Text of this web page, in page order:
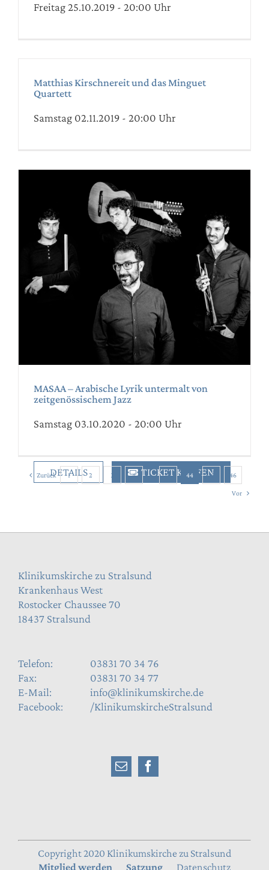
Freitag 25.10.2019 - 20:00 Uhr
Matthias Kirschnereit und das Minguet
Quartett
Samstag 02.11.2019 - 20:00 Uhr
MASAA – Arabische Lyrik
untermalt von zeitgenössischem
Jazz
MASAA – Arabische Lyrik untermalt von
zeitgenössischem Jazz
Samstag 03.10.2020 - 20:00 Uhr
DETAILS TICKET KAUFEN
Zurück 1 2 3 4 ··· 43 44 45 46
Vor
Klinikumskirche zu Stralsund
Krankenhaus West
Rostocker Chaussee 70
18437 Stralsund
Telefon:
03831 70 34 76
Fax:
03831 70 34 77
E-Mail:
info@klinikumskirche.de
Facebook:
/KlinikumskircheStralsund
Copyright 2020 Klinikumskirche zu Stralsund
Mitglied werden
Satzung Datenschutz